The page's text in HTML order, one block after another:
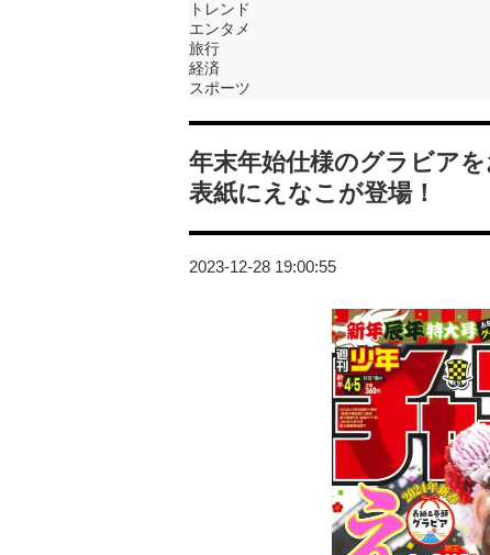
トレンド
エンタメ
旅行
経済
スポーツ
年末年始仕様のグラビア
表紙にえなこが登場！
2023-12-28 19:00:55